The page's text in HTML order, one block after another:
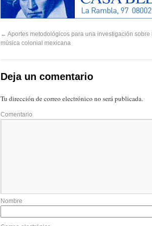
← Aportes metodológicos para una investigación sobre
música colonial mexicana
Deja un comentario
Tu dirección de correo electrónico no será publicada.
Comentario
Nombre